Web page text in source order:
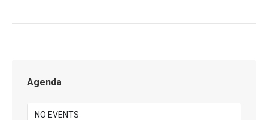
Agenda
NO EVENTS